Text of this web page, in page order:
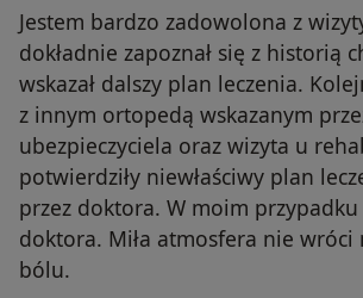
Jestem bardzo zadowolona z
dokładnie zapoznał się z historią
wskazał dalszy plan leczenia.
z innym ortopedą wskazanym
ubezpieczyciela oraz wizyta u
potwierdziły niewłaściwy plan
przez doktora. W moim
doktora. Miła atmosfera nie wróci
bólu.